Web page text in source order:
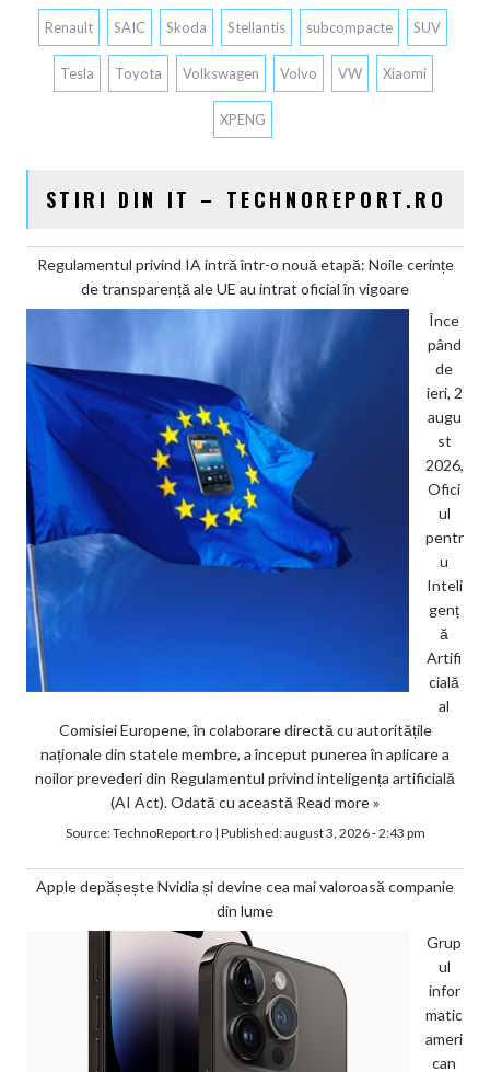
Renault SAIC Skoda Stellantis subcompacte SUV
Tesla Toyota Volkswagen Volvo VW Xiaomi
XPENG
STIRI DIN IT – TECHNOREPORT.RO
Regulamentul privind IA intră într-o nouă etapă: Noile cerințe
de transparență ale UE au intrat oficial în vigoare
Înce
pând
de
ieri, 2
augu
st
2026,
Ofici
ul
pentr
u
Inteli
genț
ă
Artifi
cială
al
Comisiei Europene, în colaborare directă cu autoritățile
naționale din statele membre, a început punerea în aplicare a
noilor prevederi din Regulamentul privind inteligența artificială
(AI Act). Odată cu această Read more »
Source:TechnoReport.ro| Published:august 3, 2026 - 2:43 pm
Apple depășește Nvidia și devine cea mai valoroasă companie
din lume
Grup
ul
infor
matic
ameri
can